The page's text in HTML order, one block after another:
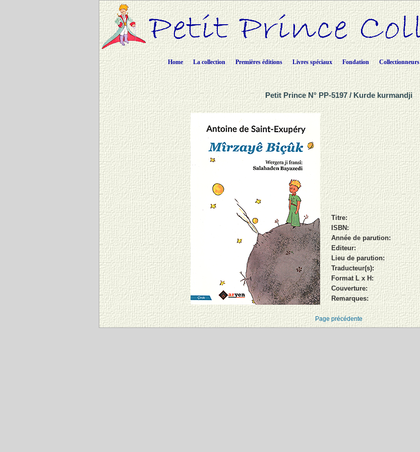
Home La collection Premières éditions Livres spéciaux Fondation Collectionneurs
Petit Prince N° PP-5197 / Kurde kurmandji
Titre:
ISBN:
Année de parution:
Editeur:
Lieu de parution:
Traducteur(s):
Format L x H:
Couverture:
Remarques:
Page précédente